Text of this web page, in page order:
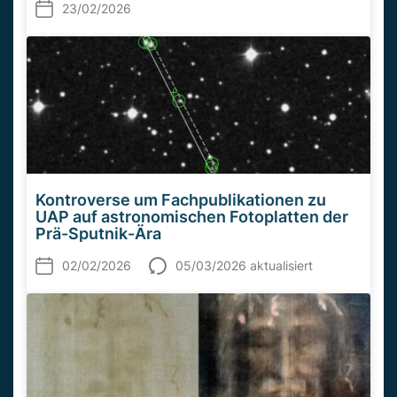
23/02/2026
Kontroverse um Fachpublikationen zu
UAP auf astronomischen Fotoplatten der
Prä-Sputnik-Ära
02/02/2026 05/03/2026 aktualisiert